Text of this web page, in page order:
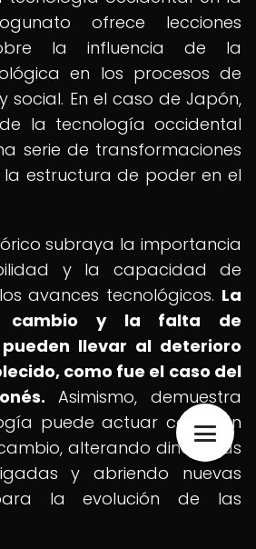
ofrece lecciones
la influencia de la
en los procesos de
social. En el caso de Japón,
la tecnología occidental
serie de transformaciones
la estructura de poder en el
subraya la importancia
y la capacidad de
avances tecnológicos. La
cambio y la falta de
llevar al deterioro
como fue el caso del
Asimismo, demuestra
puede actuar como un
alterando dinámicas
y abriendo nuevas
la evolución de las